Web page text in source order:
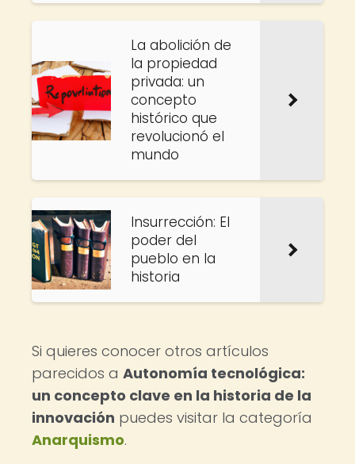
La abolición de
la propiedad
privada: un
concepto
histórico que
revolucionó el
mundo
Insurrección: El
poder del
pueblo en la
historia
Si quieres conocer otros artículos
parecidos a Autonomía tecnológica:
un concepto clave en la historia de la
innovación puedes visitar la categoría
Anarquismo.